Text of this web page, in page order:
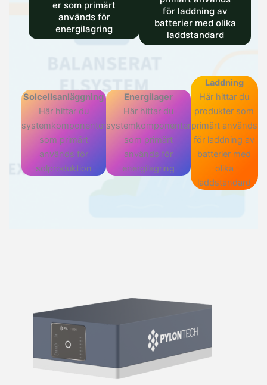
er som primärt
används för
energilagring
för laddning av
batterier med olika
laddstandard
Solcellsanläggning
Här hittar du
systemkomponenter
som primärt
används för
solproduktion
Energilager
Här hittar du
systemkomponenter
som primärt
används för
energilagring
Laddning
Här hittar du
produkter som
primärt används
för laddning av
batterier med
olika
laddstandard